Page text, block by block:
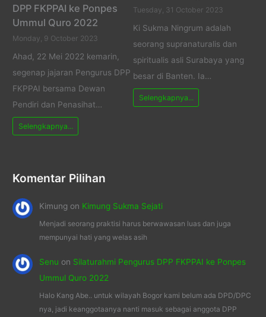
DPP FKPPAI ke Ponpes
Ummul Quro 2022
Monday, 9 October 2023
Ahad, 22 Mei 2022 kemarin,
segenap jajaran Pengurus DPP
FKPPAI bersama Dewan
Pendiri dan Penasihat…
Selengkapnya...
Tuesday, 31 October 2023
Ki Sukma Ningrum adalah
seorang supranaturalis dan
spiritualis asli Surabaya yang
besar di Banten. Ia…
Selengkapnya...
Komentar Pilihan
Kimung on Kimung Sukma Sejati
Menjadi seorang praktisi harus berwawasan luas dan juga
mempunyai hati yang welas asih
Senu on Silaturahmi Pengurus DPP FKPPAI ke Ponpes
Ummul Quro 2022
Halo Kang Abe.. untuk wilayah Bogor kami belum ada DPD/DPC
nya, jadi keanggotaanya nanti masuk sebagai anggota DPP